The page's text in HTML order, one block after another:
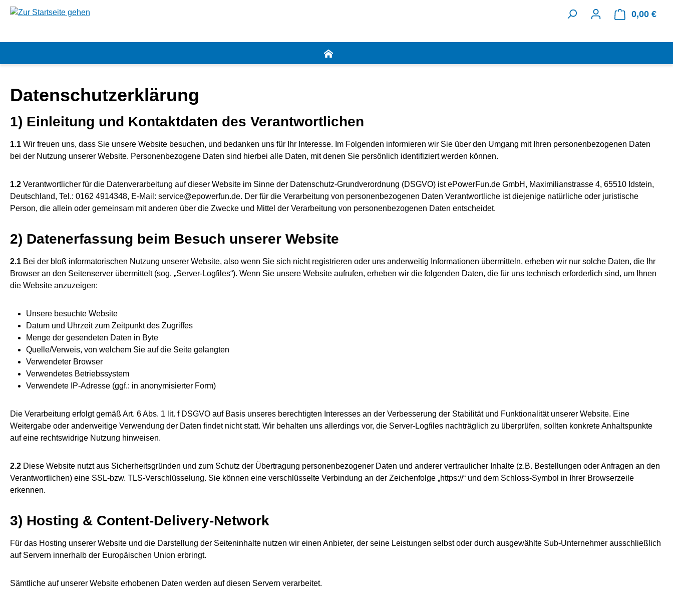
Zur Hauptnavigation springen 0,00 €
Datenschutzerklärung
1) Einleitung und Kontaktdaten des Verantwortlichen
1.1 Wir freuen uns, dass Sie unsere Website besuchen, und bedanken uns für Ihr Interesse. Im Folgenden informieren wir Sie über den Umgang mit Ihren personenbezogenen Daten
bei der Nutzung unserer Website. Personenbezogene Daten sind hierbei alle Daten, mit denen Sie persönlich identifiziert werden können.
1.2 Verantwortlicher für die Datenverarbeitung auf dieser Website im Sinne der Datenschutz-Grundverordnung (DSGVO) ist ePowerFun.de GmbH, Maximilianstrasse 4, 65510 Idstein,
Deutschland, Tel.: 0162 4914348, E-Mail: service@epowerfun.de. Der für die Verarbeitung von personenbezogenen Daten Verantwortliche ist diejenige natürliche oder juristische
Person, die allein oder gemeinsam mit anderen über die Zwecke und Mittel der Verarbeitung von personenbezogenen Daten entscheidet.
2) Datenerfassung beim Besuch unserer Website
2.1 Bei der bloß informatorischen Nutzung unserer Website, also wenn Sie sich nicht registrieren oder uns anderweitig Informationen übermitteln, erheben wir nur solche Daten, die Ihr
Browser an den Seitenserver übermittelt (sog. „Server-Logfiles“). Wenn Sie unsere Website aufrufen, erheben wir die folgenden Daten, die für uns technisch erforderlich sind, um Ihnen
die Website anzuzeigen:
Unsere besuchte Website
Datum und Uhrzeit zum Zeitpunkt des Zugriffes
Menge der gesendeten Daten in Byte
Quelle/Verweis, von welchem Sie auf die Seite gelangten
Verwendeter Browser
Verwendetes Betriebssystem
Verwendete IP-Adresse (ggf.: in anonymisierter Form)
Die Verarbeitung erfolgt gemäß Art. 6 Abs. 1 lit. f DSGVO auf Basis unseres berechtigten Interesses an der Verbesserung der Stabilität und Funktionalität unserer Website. Eine
Weitergabe oder anderweitige Verwendung der Daten findet nicht statt. Wir behalten uns allerdings vor, die Server-Logfiles nachträglich zu überprüfen, sollten konkrete Anhaltspunkte
auf eine rechtswidrige Nutzung hinweisen.
2.2 Diese Website nutzt aus Sicherheitsgründen und zum Schutz der Übertragung personenbezogener Daten und anderer vertraulicher Inhalte (z.B. Bestellungen oder Anfragen an den
Verantwortlichen) eine SSL-bzw. TLS-Verschlüsselung. Sie können eine verschlüsselte Verbindung an der Zeichenfolge „https://“ und dem Schloss-Symbol in Ihrer Browserzeile
erkennen.
3) Hosting & Content-Delivery-Network
Für das Hosting unserer Website und die Darstellung der Seiteninhalte nutzen wir einen Anbieter, der seine Leistungen selbst oder durch ausgewählte Sub-Unternehmer ausschließlich
auf Servern innerhalb der Europäischen Union erbringt.
Sämtliche auf unserer Website erhobenen Daten werden auf diesen Servern verarbeitet.